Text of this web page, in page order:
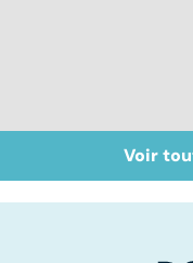
Inflammation des
amygdales : que
Voir